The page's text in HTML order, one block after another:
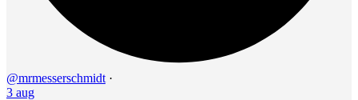
@mrmesserschmidt ·
3 aug